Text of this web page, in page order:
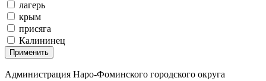
лагерь
крым
присяга
Калининец
Применить
Администрация Наро-Фоминского городского округа